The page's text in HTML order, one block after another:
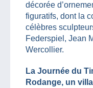
décorée
figuratifs, dont la
célèbres
Federspiel, Jean
Wercollier.
La Journée du
Rodange, un